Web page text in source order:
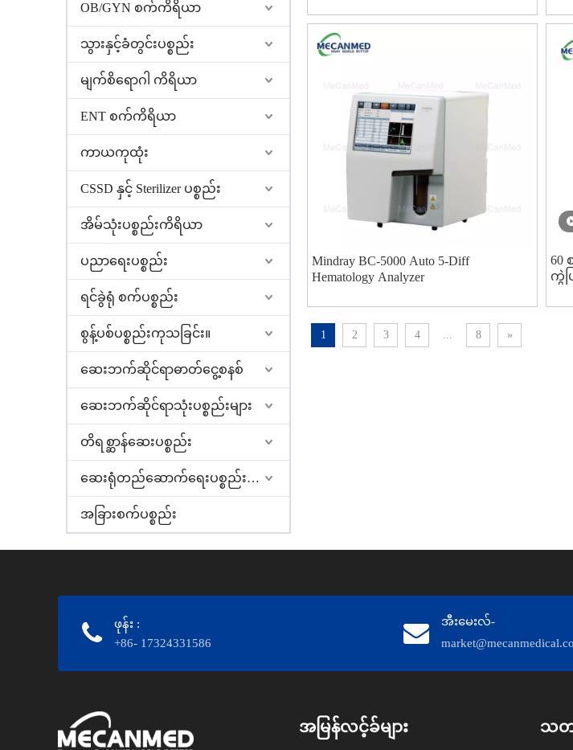
OB/GYN စက်ကိရိယာ
သွားနှင့်ခံတွင်းပစ္စည်း
မျက်စိရောဂါ ကိရိယာ
ENT စက်ကိရိယာ
ကာယကုထုံး
CSSD နှင့် Sterilizer ပစ္စည်း
အိမ်သုံးပစ္စည်းကိရိယာ
ပညာရေးပစ္စည်း
ရင်ခွဲရုံ စက်ပစ္စည်း
စွန့်ပစ်ပစ္စည်းကုသခြင်း။
ဆေးဘက်ဆိုင်ရာဓာတ်ငွေ့စနစ်
ဆေးဘက်ဆိုင်ရာသုံးပစ္စည်းများ
တိရစ္ဆာန်ဆေးပစ္စည်း
ဆေးရုံတည်ဆောက်ရေးပစ္စည်းများ
အခြားစက်ပစ္စည်း
Mindray BC-5000 Auto 5-Diff
Hematology Analyzer
60
ကွဲပ
တ
1 2 3 4 ... 8 »
ဖုန်း :
+86- 17324331586
အီးမေးလ်-
အမြန်လင့်ခ်များ သတ